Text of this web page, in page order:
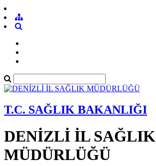
T.C. SAĞLIK BAKANLIĞI
DENİZLİ İL SAĞLIK
MÜDÜRLÜĞÜ